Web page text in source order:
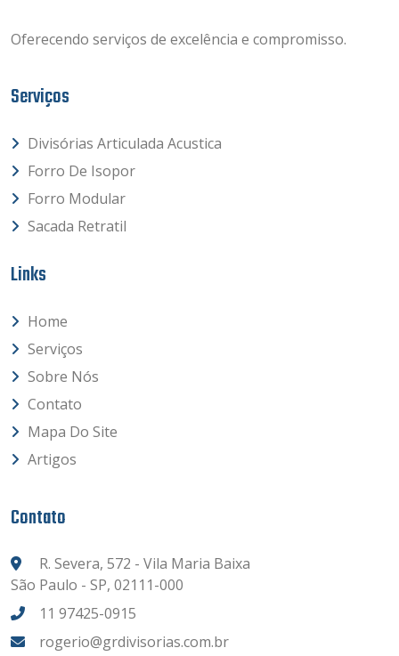
Oferecendo serviços de excelência e compromisso.
Serviços
Divisórias Articulada Acustica
Forro De Isopor
Forro Modular
Sacada Retratil
Links
Home
Serviços
Sobre Nós
Contato
Mapa Do Site
Artigos
Contato
R. Severa, 572 - Vila Maria Baixa
São Paulo - SP, 02111-000
11 97425-0915
rogerio@grdivisorias.com.br